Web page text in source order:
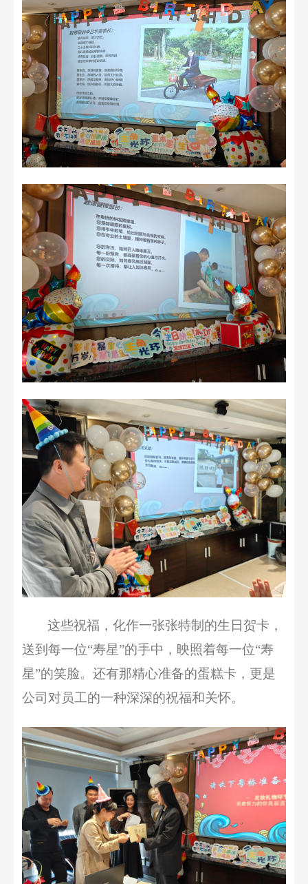
这些祝福，化作一张张特制的生日贺卡，
送到每一位“寿星”的手中 ， 映照着每一位“寿
星”的笑脸。 还有那精心准备的蛋糕卡，更是
公司对员工的一种深深的祝福和关怀。